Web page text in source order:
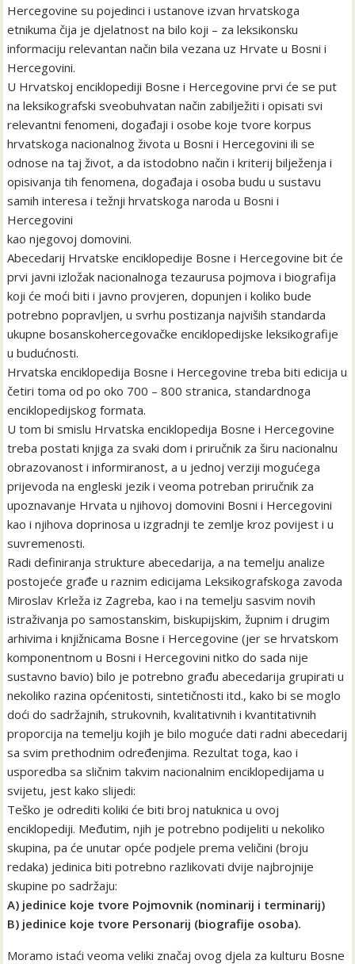
Hercegovine su pojedinci i ustanove izvan hrvatskoga
etnikuma čija je djelatnost na bilo koji – za leksikonsku
informaciju relevantan način bila vezana uz Hrvate u Bosni i
Hercegovini.
U Hrvatskoj enciklopediji Bosne i Hercegovine prvi će se put
na leksikografski sveobuhvatan način zabilježiti i opisati svi
relevantni fenomeni, događaji i osobe koje tvore korpus
hrvatskoga nacionalnog života u Bosni i Hercegovini ili se
odnose na taj život, a da istodobno način i kriterij bilježenja i
opisivanja tih fenomena, događaja i osoba budu u sustavu
samih interesa i težnji hrvatskoga naroda u Bosni i
Hercegovini
kao njegovoj domovini.
Abecedarij Hrvatske enciklopedije Bosne i Hercegovine bit će
prvi javni izložak nacionalnoga tezaurusa pojmova i biografija
koji će moći biti i javno provjeren, dopunjen i koliko bude
potrebno popravljen, u svrhu postizanja najviših standarda
ukupne bosanskohercegovačke enciklopedijske leksikografije
u budućnosti.
Hrvatska enciklopedija Bosne i Hercegovine treba biti edicija u
četiri toma od po oko 700 – 800 stranica, standardnoga
enciklopedijskog formata.
U tom bi smislu Hrvatska enciklopedija Bosne i Hercegovine
treba postati knjiga za svaki dom i priručnik za širu nacionalnu
obrazovanost i informiranost, a u jednoj verziji mogućega
prijevoda na engleski jezik i veoma potreban priručnik za
upoznavanje Hrvata u njihovoj domovini Bosni i Hercegovini
kao i njihova doprinosa u izgradnji te zemlje kroz povijest i u
suvremenosti.
Radi definiranja strukture abecedarija, a na temelju analize
postojeće građe u raznim edicijama Leksikografskoga zavoda
Miroslav Krleža iz Zagreba, kao i na temelju sasvim novih
istraživanja po samostanskim, biskupijskim, župnim i drugim
arhivima i knjižnicama Bosne i Hercegovine (jer se hrvatskom
komponentnom u Bosni i Hercegovini nitko do sada nije
sustavno bavio) bilo je potrebno građu abecedarija grupirati u
nekoliko razina općenitosti, sintetičnosti itd., kako bi se moglo
doći do sadržajnih, strukovnih, kvalitativnih i kvantitativnih
proporcija na temelju kojih je bilo moguće dati radni abecedarij
sa svim prethodnim određenjima. Rezultat toga, kao i
usporedba sa sličnim takvim nacionalnim enciklopedijama u
svijetu, jest kako slijedi:
Teško je odrediti koliki će biti broj natuknica u ovoj
enciklopediji. Međutim, njih je potrebno podijeliti u nekoliko
skupina, pa će unutar opće podjele prema veličini (broju
redaka) jedinica biti potrebno razlikovati dvije najbrojnije
skupine po sadržaju:
A) jedinice koje tvore Pojmovnik (nominarij i terminarij)
B) jedinice koje tvore Personarij (biografije osoba).
Moramo istaći veoma veliki značaj ovog djela za kulturu Bosne